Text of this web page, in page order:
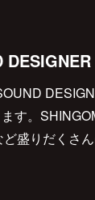
す。
盛りだくさ